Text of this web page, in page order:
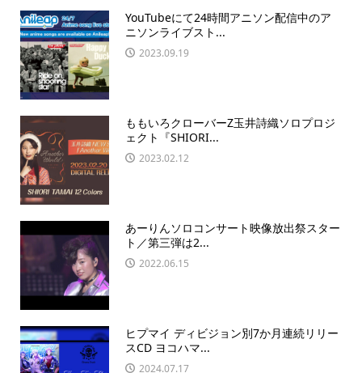
YouTubeにて24時間アニソン配信中のア
ニソンライブスト...
2023.09.19
ももいろクローバーZ玉井詩織ソロプロジ
ェクト『SHIORI...
2023.02.12
あーりんソロコンサート映像放出祭スター
ト／第三弾は2...
2022.06.15
ヒプマイ ディビジョン別7か月連続リリー
スCD ヨコハマ...
2024.07.17